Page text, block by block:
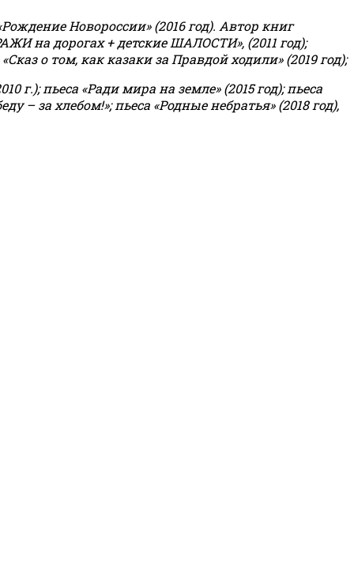
Новороссии» (2016 год). Автор книг
на дорогах + детские ШАЛОСТИ», (2011 год);
о том, как казаки за Правдой ходили» (2019 год);
г.); пьеса «Ради мира на земле» (2015 год); пьеса
– за хлебом!»;пьеса «Родные небратья» (2018 год),